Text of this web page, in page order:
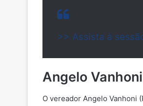
>> Assista à
Angelo
O vereador Angelo Vanhoni